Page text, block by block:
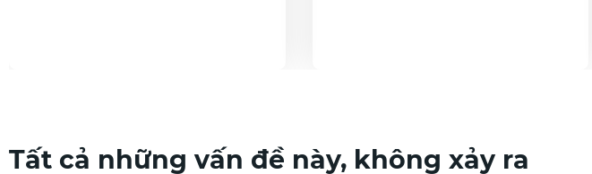
Tất cả những vấn đề này, không xảy ra